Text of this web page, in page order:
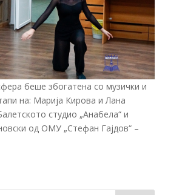
беше збогатена со музички и
на: Марија Кирова и Лана
студио „Анабела“ и
од ОМУ „Стефан Гајдов“ –